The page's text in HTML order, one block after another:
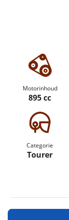
Motorinhoud
895 cc
Categorie
Tourer